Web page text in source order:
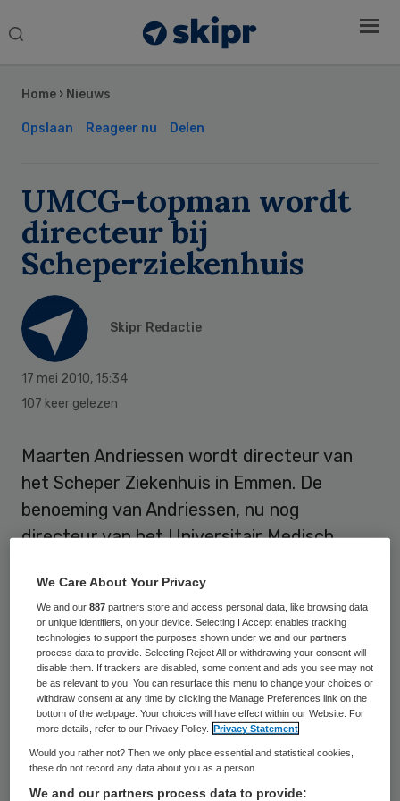
Search
Home › Nieuws
Opslaan Reageer nu Delen
UMCG-topman wordt
directeur bij
Scheperziekenhuis
Skipr Redactie
17 mei 2010, 15:34
107 keer gelezen
Maarten Andriessen wordt directeur van
het Scheper Ziekenhuis in Emmen. De
benoeming van Andriessen, nu nog
directeur van het Universitair Medisch
uitvloeisel van een bestuurlijke herschikking
bij de Zorggroep Leveste Middenveld.
Zelfstandig
De Zorggroep is op 1 januari uit een fusie
ontstaan. De Zorggroep bestaat uit vier
zelfstandige bedrijfsonderdelen, te weten
Sidebar
We Care About Your Privacy
We and our887 partners store and access personal data, like browsing data
or unique identifiers, on your device. Selecting I Accept enables tracking
technologies to support the purposes shown under we and our partners
process data to provide. Selecting Reject All or withdrawing your consent will
disable them. If trackers are disabled, some content and ads you see may not
be as relevant to you. You can resurface this menu to change your choices or
withdraw consent at any time by clicking the Manage Preferences link on the
bottom of the webpage. Your choices will have effect within our Website. For
more details, refer to our Privacy Policy.
Privacy Statement
Would you rather not? Then we only place essential and statistical cookies,
these do not record any data about you as a person
We and our partners process data to provide: